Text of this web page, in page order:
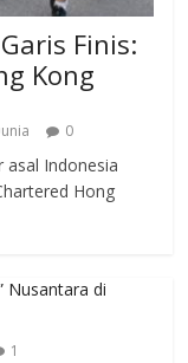
Finis:
Kong
0
asal Indonesia
Hong
Nusantara di
1